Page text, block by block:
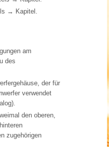
→ Kapitel.
am
des
der für
verwendet
den oberen,
zugehörigen